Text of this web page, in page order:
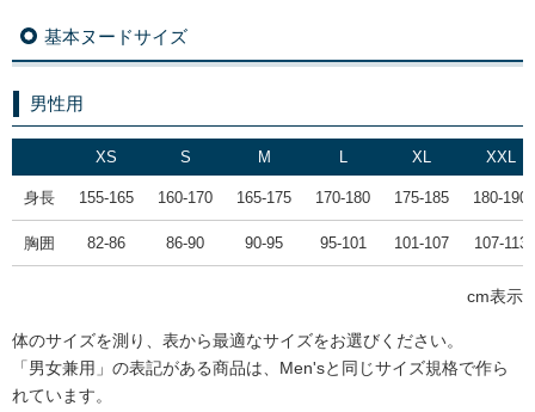
基本ヌードサイズ
男性用
XS S M L XL XXL
身長 155-165 160-170 165-175 170-180 175-185 180-190
胸囲 82-86 86-90 90-95 95-101 101-107 107-113
cm表示
体のサイズを測り、表から最適なサイズをお選びください。
「男女兼用」の表記がある商品は、Men'sと同じサイズ規格で作ら
れています。